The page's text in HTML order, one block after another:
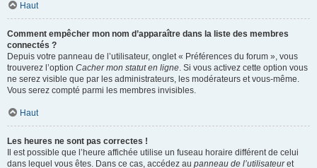
Haut
Comment empêcher mon nom d’apparaître dans la liste des membres
connectés ?
Depuis votre panneau de l’utilisateur, onglet « Préférences du forum », vous
trouverez l’option Cacher mon statut en ligne. Si vous activez cette option vous
ne serez visible que par les administrateurs, les modérateurs et vous-même.
Vous serez compté parmi les membres invisibles.
Haut
Les heures ne sont pas correctes !
Il est possible que l’heure affichée utilise un fuseau horaire différent de celui
dans lequel vous êtes. Dans ce cas, accédez au panneau de l’utilisateuret